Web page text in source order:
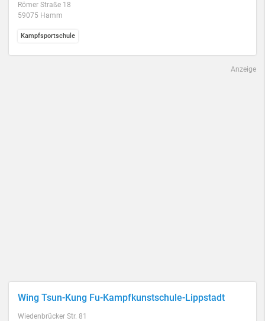
Römer Straße 18
59075 Hamm
Kampfsportschule
Anzeige
Wing Tsun-Kung Fu-Kampfkunstschule-Lippstadt
Wiedenbrücker Str. 81